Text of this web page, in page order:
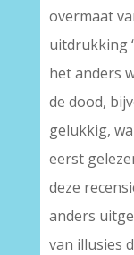
overmaat
uitdrukking
het anders
de dood,
gelukkig,
eerst
deze
anders
van illusies